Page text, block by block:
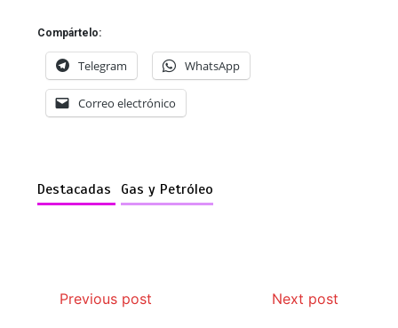
Compártelo:
Telegram WhatsApp
Correo electrónico
Destacadas Gas y Petróleo
Previous post Next post